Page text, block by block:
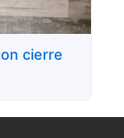
cierre